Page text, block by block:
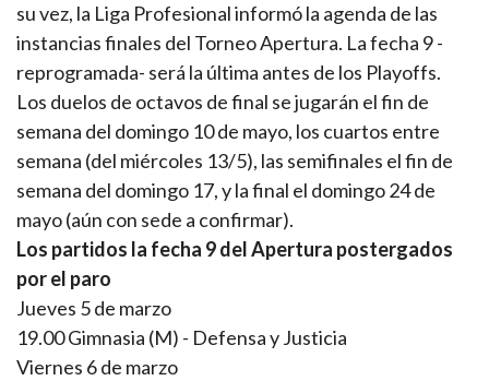
su vez, la Liga Profesional informó la agenda de las
instancias finales del Torneo Apertura. La fecha 9 -
reprogramada- será la última antes de los Playoffs.
Los duelos de octavos de final se jugarán el fin de
semana del domingo 10 de mayo, los cuartos entre
semana (del miércoles 13/5), las semifinales el fin de
semana del domingo 17, y la final el domingo 24 de
mayo (aún con sede a confirmar).
Los partidos la fecha 9 del Apertura postergados
por el paro
Jueves 5 de marzo
19.00 Gimnasia (M) - Defensa y Justicia
Viernes 6 de marzo